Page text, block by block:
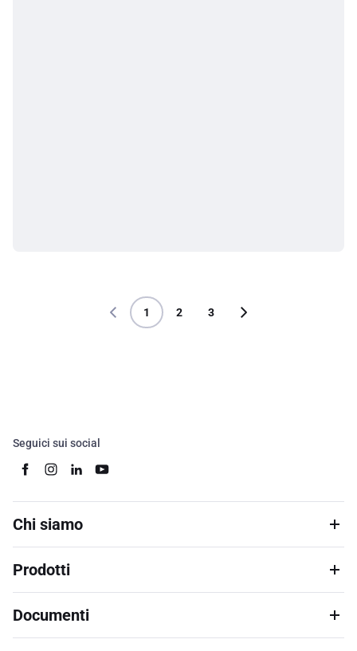
1 2 3
Seguici sui social
Chi siamo
Prodotti
Documenti